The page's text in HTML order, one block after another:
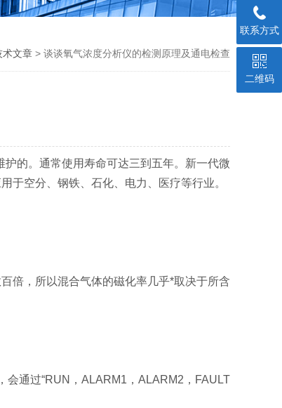
术文章 > 谈谈氧气浓度分析仪的检测原理及通电检查
的。通常使用寿命可达三到五年。新一代微
于空分、钢铁、石化、电力、医疗等行业。
倍，所以混合气体的磁化率几乎*取决于所含
会通过“RUN，ALARM1，ALARM2，FAULT
联系方式
二维码